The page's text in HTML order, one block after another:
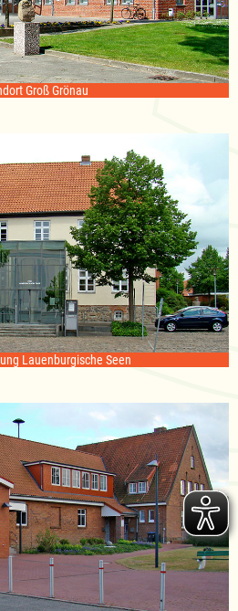
Groß Grönau
Lauenburgische Seen